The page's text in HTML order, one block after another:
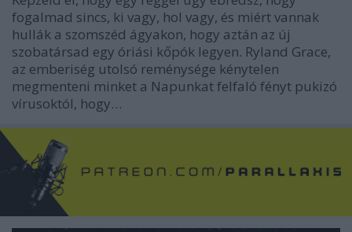
fogalmad sincs, ki vagy, hol vagy, és miért vannak
hullák a szomszéd ágyakon, hogy aztán az új
szobatársad egy óriási kőpók legyen. Ryland Grace,
az emberiség utolsó reménysége kénytelen
megmenteni minket a Napunkat felfaló fényt pukizó
vírusoktól, hogy…